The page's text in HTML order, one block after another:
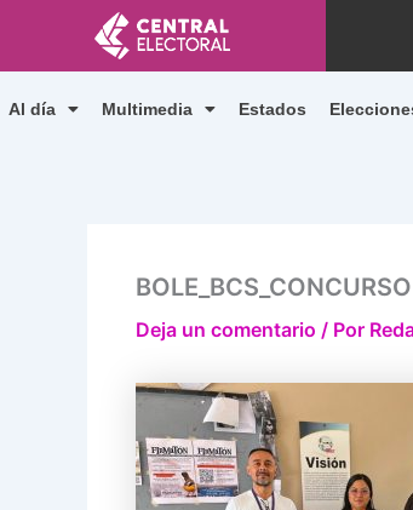
contenido
Al día Multimedia Estados
BOLE_BCS_CONCURSO
Deja un comentario / Por